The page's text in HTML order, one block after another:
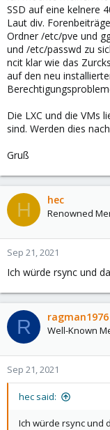
r
SSD auf eine kelnere
Laut div.
Ordner /etc/pve und
und /etc/passwd zu
ncit klar wie das
auf den neu
Die LXC und die VMs
sind. Werden dies
Gruß
H hec
Renowned
Sep 21, 2021
Ich würde rsync und
R ragman1976
Well-Known
Sep 21, 2021
hec said:
Ich würde rsync und